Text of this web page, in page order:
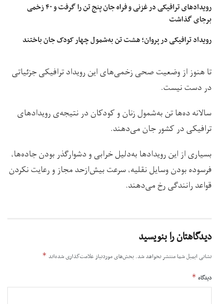
رویدادهای ترافیکی در غزنی و فراه جان پنج تن را گرفت و ۴۰ زخمی
برجای گذاشت
رویداد ترافیکی در پروان؛ هشت تن به‌شمول چهار کودک جان باختند
تا هنوز از وضعیت صحی زخمی‌های این رویداد ترافیکی جزئیاتی
در دست نیست.
سالانه ده‌ها تن به‌شمول زنان و کودکان در نتیجه‌ی رویدادهای
ترافیکی در کشور جان می‌دهند.
بسیاری از این رویدادها به‌دلیل خرابی و دشوارگذر بودن جاده‌ها،
فرسوده بودن وسایل نقلیه، سرعت بیش‌ازحد مجاز و رعایت نکردن
قواعد رانندگی رخ می‌دهند.
دیدگاهتان را بنویسید
نشانی ایمیل شما منتشر نخواهد شد. بخش‌های موردنیاز علامت‌گذاری شده‌اند *
دیدگاه *